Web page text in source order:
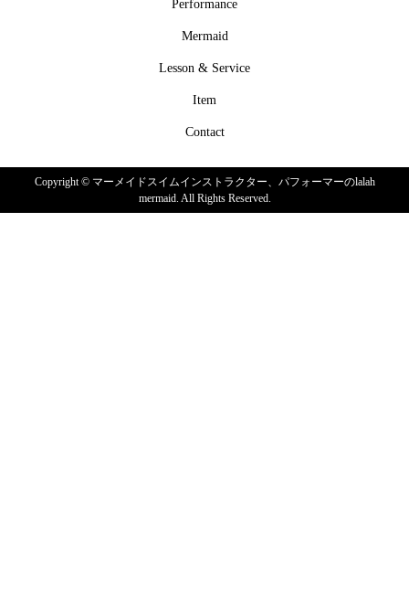
Performance
Mermaid
Lesson & Service
Item
Contact
Copyright ©マーメイドスイムインストラクター、パフォーマーのlalah
mermaid. All Rights Reserved.